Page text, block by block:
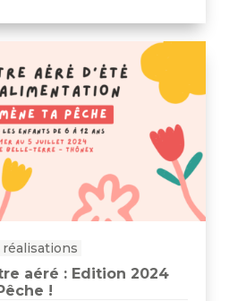
réalisations
aéré : Edition 2024
!